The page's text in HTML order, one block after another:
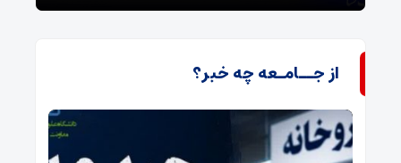
از جــامـعه چه خبر؟